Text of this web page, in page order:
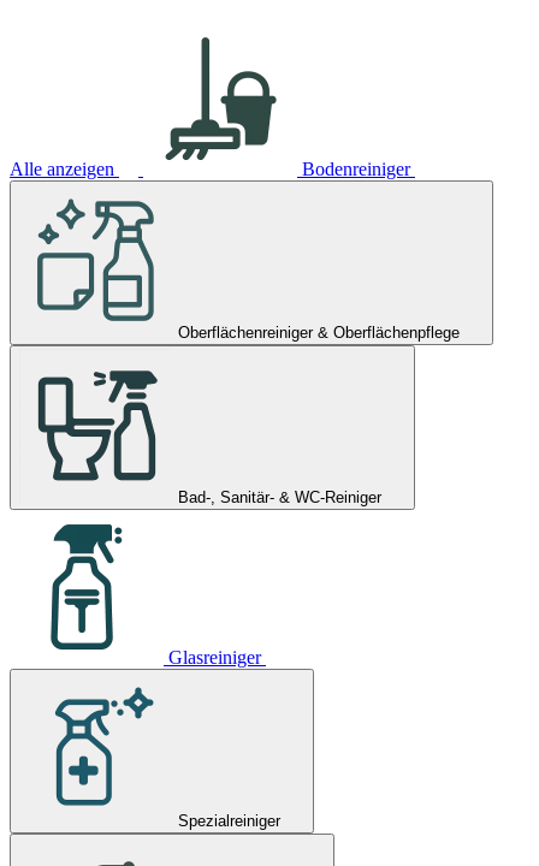
Alle anzeigen Bodenreiniger
Oberflächenreiniger & Oberflächenpflege
Bad-, Sanitär- & WC-Reiniger
Glasreiniger
Spezialreiniger